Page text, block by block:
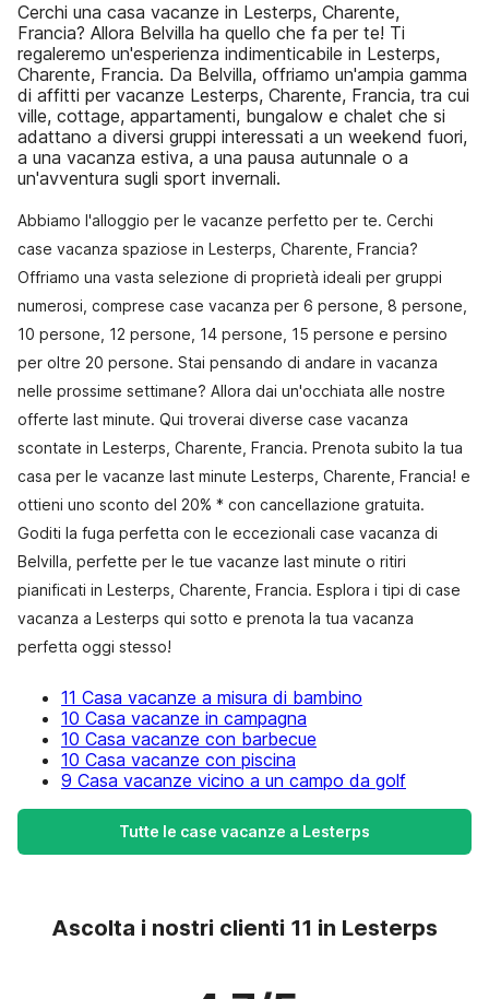
Cerchi una casa vacanze in Lesterps, Charente,
Francia? Allora Belvilla ha quello che fa per te! Ti
regaleremo un'esperienza indimenticabile in Lesterps,
Charente, Francia. Da Belvilla, offriamo un'ampia gamma
di affitti per vacanze Lesterps, Charente, Francia, tra cui
ville, cottage, appartamenti, bungalow e chalet che si
adattano a diversi gruppi interessati a un weekend fuori,
a una vacanza estiva, a una pausa autunnale o a
un'avventura sugli sport invernali.
Abbiamo l'alloggio per le vacanze perfetto per te. Cerchi
case vacanza spaziose in Lesterps, Charente, Francia?
Offriamo una vasta selezione di proprietà ideali per gruppi
numerosi, comprese case vacanza per 6 persone, 8 persone,
10 persone, 12 persone, 14 persone, 15 persone e persino
per oltre 20 persone. Stai pensando di andare in vacanza
nelle prossime settimane? Allora dai un'occhiata alle nostre
offerte last minute. Qui troverai diverse case vacanza
scontate in Lesterps, Charente, Francia. Prenota subito la tua
casa per le vacanze last minute Lesterps, Charente, Francia! e
ottieni uno sconto del 20% * con cancellazione gratuita.
Goditi la fuga perfetta con le eccezionali case vacanza di
Belvilla, perfette per le tue vacanze last minute o ritiri
pianificati in Lesterps, Charente, Francia. Esplora i tipi di case
vacanza a Lesterps qui sotto e prenota la tua vacanza
perfetta oggi stesso!
11 Casa vacanze a misura di bambino
10 Casa vacanze in campagna
10 Casa vacanze con barbecue
10 Casa vacanze con piscina
9 Casa vacanze vicino a un campo da golf
Tutte le case vacanze a Lesterps
Ascolta i nostri clienti 11 in Lesterps